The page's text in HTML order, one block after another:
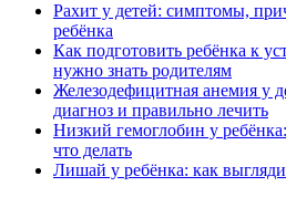
Рахит у детей: симптомы,
ребёнка
Как подготовить ребёнка к
нужно знать родителям
Железодефицитная анемия у
диагноз и правильно лечить
Низкий гемоглобин у
что делать
Лишай у ребёнка: как